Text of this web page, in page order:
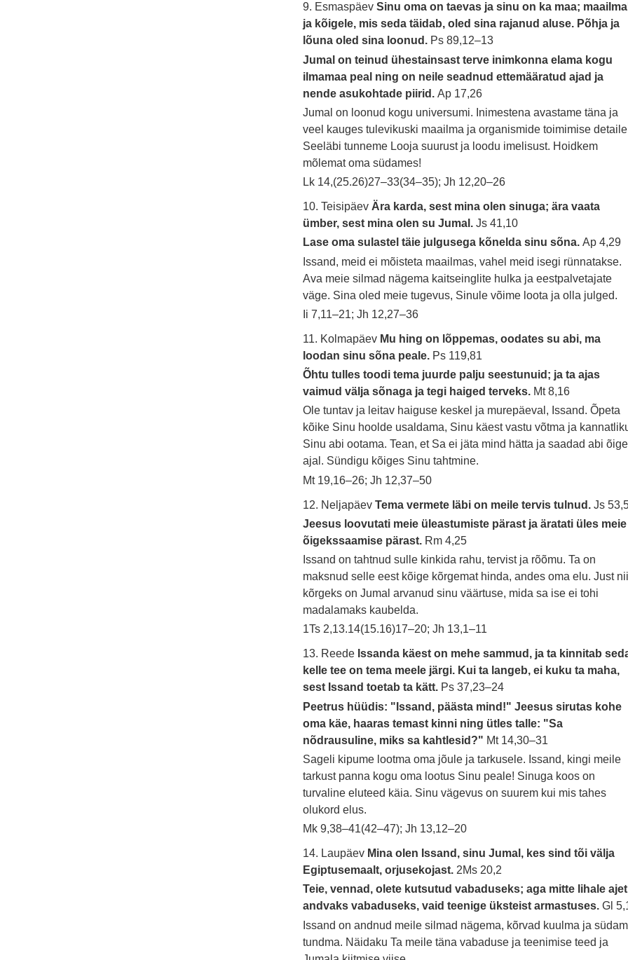
9. EsmaspäevSinu oma on taevas ja sinu on ka maa;
ja kõigele, mis seda täidab, oled sina rajanud aluse. Põhja ja
lõuna oled sina loonud. Ps 89,12–13
Jumal on teinud ühestainsast terve inimkonna elama kogu
ilmamaa peal ning on neile seadnud ettemääratud ajad ja
nende asukohtade piirid.Ap 17,26
Jumal on loonud kogu universumi. Inimestena avastame täna ja
veel kauges tulevikuski maailma ja organismide toimimise
Seeläbi tunneme Looja suurust ja loodu imelisust. Hoidkem
mõlemat oma südames!
Lk 14,(25.26)27–33(34–35); Jh 12,20–26
10. Teisipäev Ära karda, sest mina olen sinuga; ära vaata
ümber, sest mina olen su Jumal.Js 41,10
Lase oma sulastel täie julgusega kõnelda sinu sõna.Ap 4,29
Issand, meid ei mõisteta maailmas, vahel meid isegi rünnatakse.
Ava meie silmad nägema kaitseinglite hulka ja eestpalvetajate
väge. Sina oled meie tugevus, Sinule võime loota ja olla julged.
Ii 7,11–21; Jh 12,27–36
11. Kolmapäev Mu hing on lõppemas, oodates su abi, ma
loodan sinu sõna peale. Ps 119,81
Õhtu tulles toodi tema juurde palju seestunuid; ja ta ajas
vaimud välja sõnaga ja tegi haiged terveks. Mt 8,16
Ole tuntav ja leitav haiguse keskel ja murepäeval, Issand. Õpeta
kõike Sinu hoolde usaldama, Sinu käest vastu võtma ja
Sinu abi ootama. Tean, et Sa ei jäta mind hätta ja saadad abi õigel
ajal. Sündigu kõiges Sinu tahtmine.
Mt 19,16–26; Jh 12,37–50
12. NeljapäevTema vermete läbi on meile tervis tulnud.Js
Jeesus loovutati meie üleastumiste pärast ja äratati üles meie
õigekssaamise pärast. Rm 4,25
Issand on tahtnud sulle kinkida rahu, tervist ja rõõmu. Ta on
maksnud selle eest kõige kõrgemat hinda, andes oma elu. Just nii
kõrgeks on Jumal arvanud sinu väärtuse, mida sa ise ei tohi
madalamaks kaubelda.
1Ts 2,13.14(15.16)17–20; Jh 13,1–11
13. Reede Issanda käest on mehe sammud, ja ta kinnitab
kelle tee on tema meele järgi. Kui ta langeb, ei kuku ta maha,
sest Issand toetab ta kätt. Ps 37,23–24
Peetrus hüüdis: "Issand, päästa mind!" Jeesus sirutas kohe
oma käe, haaras temast kinni ning ütles talle: "Sa
nõdrausuline, miks sa kahtlesid?" Mt 14,30–31
Sageli kipume lootma oma jõule ja tarkusele. Issand, kingi meile
tarkust panna kogu oma lootus Sinu peale! Sinuga koos on
turvaline eluteed käia. Sinu vägevus on suurem kui mis tahes
olukord elus.
Mk 9,38–41(42–47); Jh 13,12–20
14. Laupäev Mina olen Issand, sinu Jumal, kes sind tõi välja
Egiptusemaalt, orjusekojast. 2Ms 20,2
Teie, vennad, olete kutsutud vabaduseks; aga mitte lihale ajet
andvaks vabaduseks, vaid teenige üksteist armastuses.Gl
Issand on andnud meile silmad nägema, kõrvad kuulma ja
tundma. Näidaku Ta meile täna vabaduse ja teenimise teed ja